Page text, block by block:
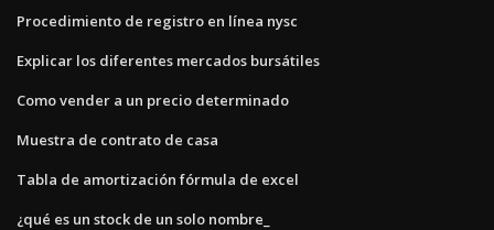
Procedimiento de registro en línea nysc
Explicar los diferentes mercados bursátiles
Como vender a un precio determinado
Muestra de contrato de casa
Tabla de amortización fórmula de excel
¿qué es un stock de un solo nombre_